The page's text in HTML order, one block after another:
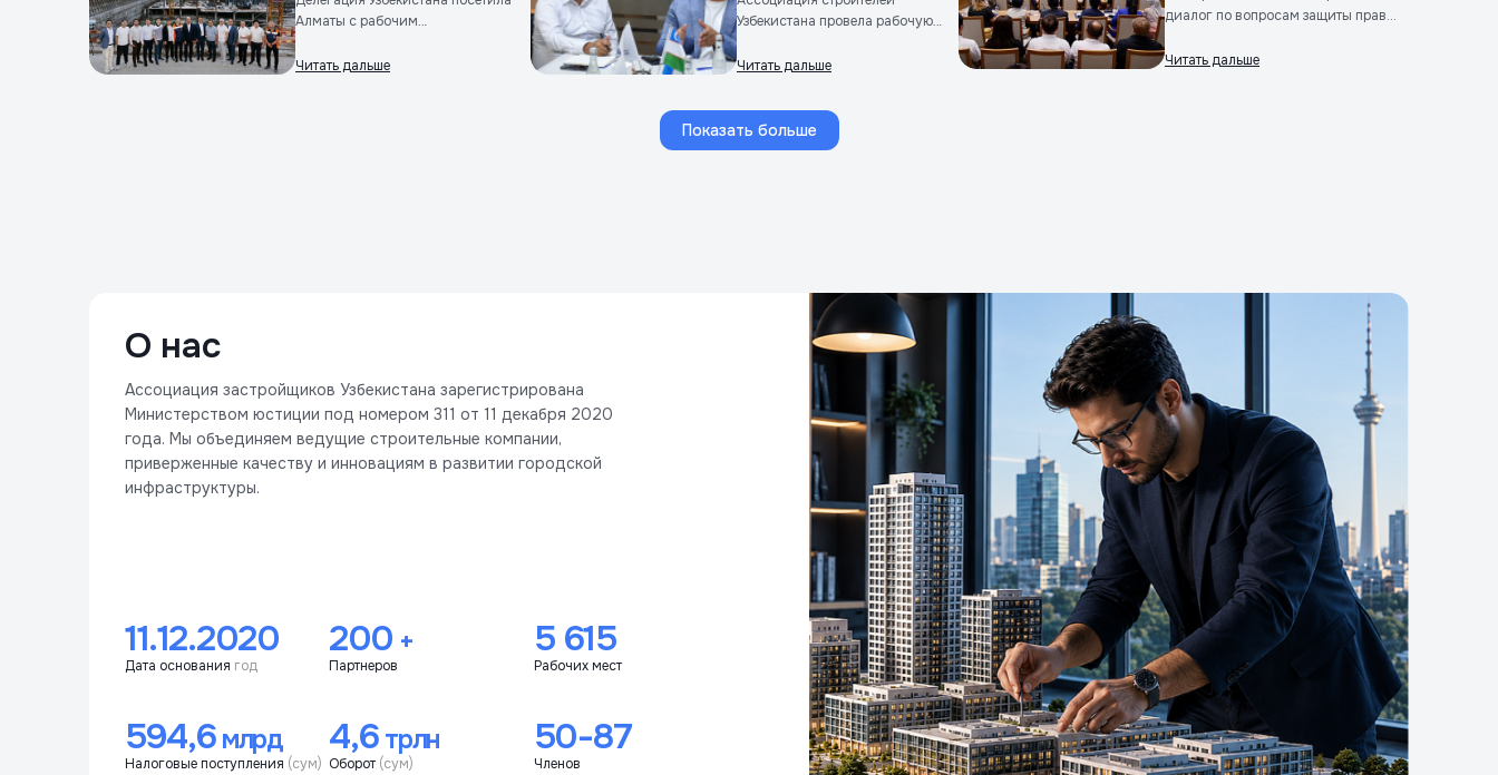
Алматы с рабочим
Читать дальше
Узбекистана провела рабочую
Читать дальше
диалог по вопросам защиты прав...
Читать дальше
Показать больше
О нас
Ассоциация застройщиков Узбекистана зарегистрирована
Министерством юстиции под номером 311 от 11 декабря 2020
года. Мы объединяем ведущие строительные компании,
приверженные качеству и инновациям в развитии городской
инфраструктуры.
11.12.2020
Дата основания год
200 +
Партнеров
5 615
Рабочих мест
594,6млрд
Налоговые поступления (сум)
4,6трлн
Оборот (сум)
50-87
Членов